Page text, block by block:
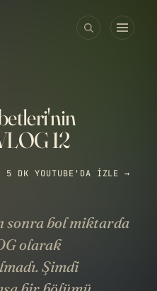
12
5 DK YOUTUBE'DA IZLE →
sonra bol miktarda
olarak
Şimdi